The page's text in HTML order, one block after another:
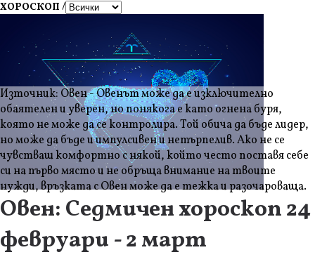
ХОРОСКОП /
Източник: Овен - Овенът може да е изключително
обаятелен и уверен, но понякога е като огнена буря,
която не може да се контролира. Той обича да бъде лидер,
но може да бъде и импулсивен и нетърпелив. Ако не се
чувстваш комфортно с някой, който често поставя себе
си на първо място и не обръща внимание на твоите
нужди, връзката с Овен може да е тежка и разочароваща.
Овен: Седмичен хороскоп 24
февруари - 2 март